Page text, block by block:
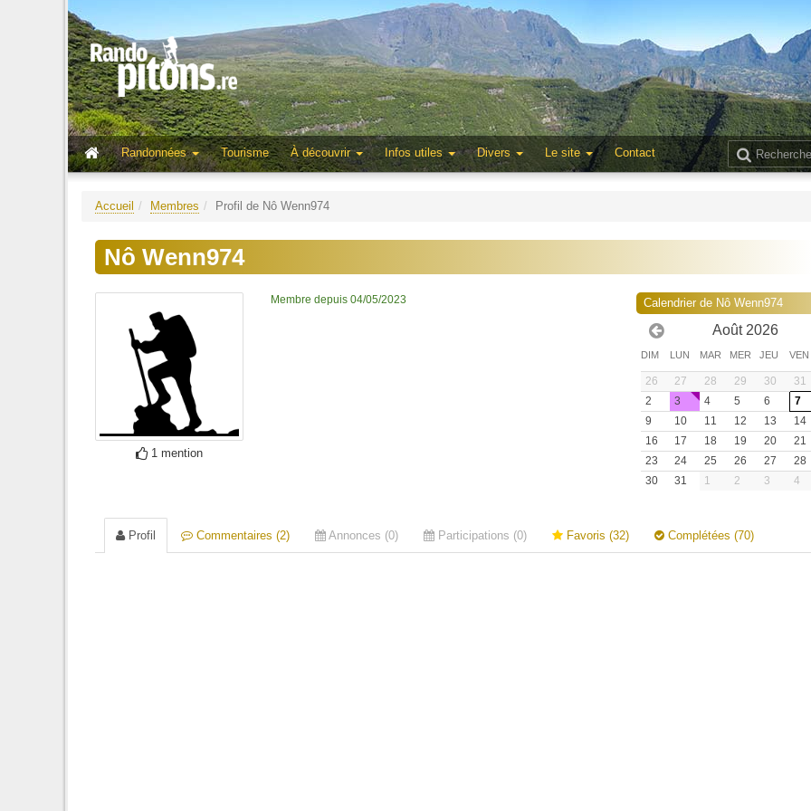
Randonnées
Tourisme À découvrir Infos utiles Divers Le site Contact
Accueil Membres Profil de Nô Wenn974
Nô Wenn974
1 mention
Membre depuis 04/05/2023 Calendrier de Nô Wenn974
Août 2026
DIM LUN MAR MER JEU VEN
26 27 28 29 30 31
2
3 4 5 6 7
9
10 11 12 13 14
16
17 18 19 20 21
23
24 25 26 27 28
30
31 1 2 3 4
Profil Commentaires (2) Annonces (0) Participations (0) Favoris (32) Complétées (70)